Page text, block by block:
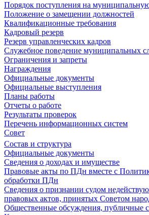
Порядок поступления на
Положение о замещении должностей
Квалификационные требования
Кадровый резерв
Резерв управленческих кадров
Служебное поведение муниципальных
Ограничения и запреты
Награждения
Официальные документы
Официальные выступления
Планы работы
Отчеты о работе
Результаты проверок
Перечень информационных систем
Совет
Состав и структура
Официальные документы
Сведения о доходах и имуществе
Правовые акты по ПДн вместе с
обработки ПДн
Сведения о признании судом
правовых актов, принятых Советом
Общественные обсуждения, публичные